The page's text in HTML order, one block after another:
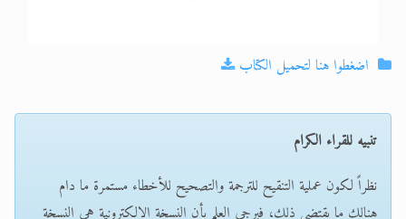
اضغطوا هنا لتحميل الكتاب
تنبيه للقراء الكرام
نظراً لكون عملية التنقيح للترجمة والتصحيح للأخطاء مستمرة ما دام
هنالك ما يقتضي ذلك، فيرجى العلم بأن النسخة الإلكترونية هي النسخة